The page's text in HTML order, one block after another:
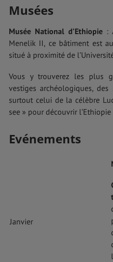
Musées
Musée National d’Ethiopie :
Menelik II, ce bâtiment est
situé à proximité de
Vous y trouverez les plus
vestiges archéologiques, des
surtout celui de la célèbre
see » pour découvrir l’Ethiopie
Evénements
Janvier